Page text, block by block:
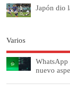
Japón dio
Varios
WhatsApp
nuevo